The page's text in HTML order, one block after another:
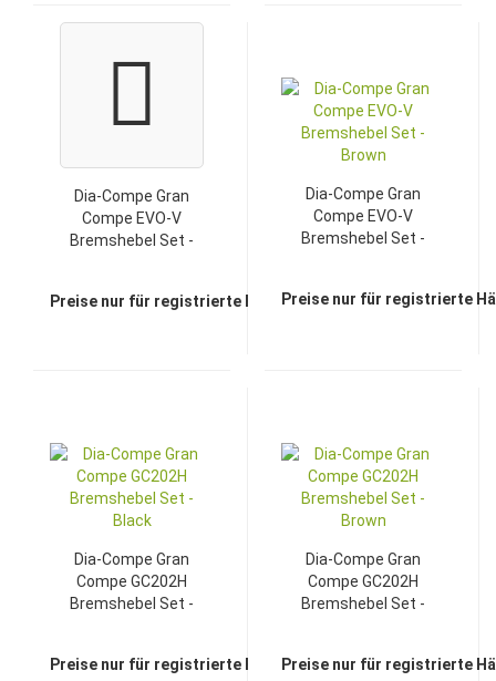
Dia-Compe Gran
Compe EVO-V
Bremshebel Set -
Preise nur für registrierte Händler sichtbar
Dia-Compe Gran
Compe EVO-V
Bremshebel Set -
Preise nur für registrierte
Dia-Compe Gran
Compe GC202H
Bremshebel Set -
Preise nur für registrierte Händler sichtbar
Dia-Compe Gran
Compe GC202H
Bremshebel Set -
Preise nur für registrierte